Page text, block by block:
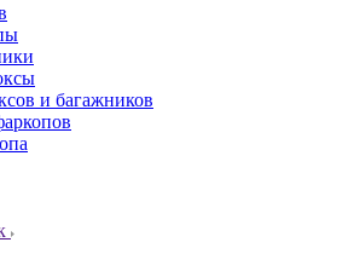
и багажников